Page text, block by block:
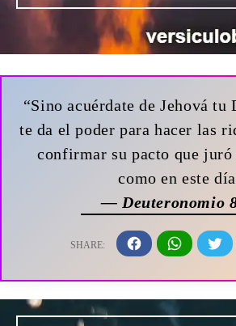
“Sino acuérdate de Jehová tu
te da el poder para hacer las
confirmar su pacto que juró
como en este
— Deuteronomio